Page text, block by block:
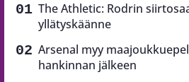
The Athletic: Rodrin
yllätyskäänne
Arsenal myy
hankinnan jälkeen